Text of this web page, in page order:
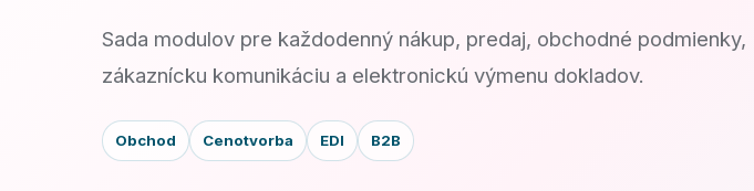
Sada modulov pre každodenný nákup, predaj, obchodné podmienky,
zákaznícku komunikáciu a elektronickú výmenu dokladov.
Obchod Cenotvorba EDI B2B